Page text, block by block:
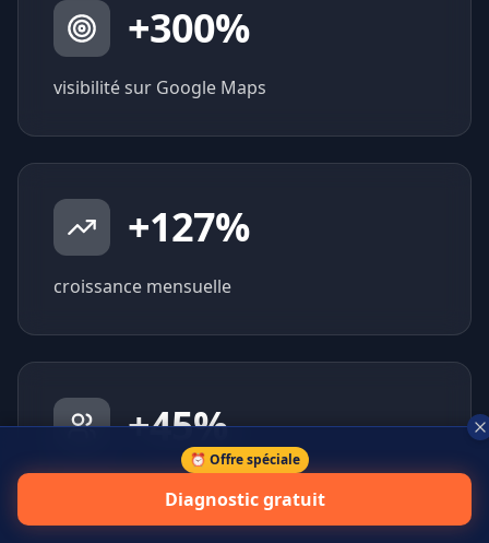
+300%
visibilité sur Google Maps
+127%
croissance mensuelle
+45%
⏰ Offre spéciale
Diagnostic gratuit